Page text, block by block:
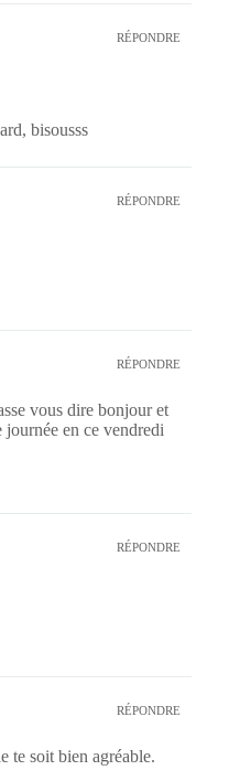
RÉPONDRE
bisousss
RÉPONDRE
RÉPONDRE
vous dire bonjour et
journée en ce vendredi
RÉPONDRE
RÉPONDRE
te soit bien agréable.